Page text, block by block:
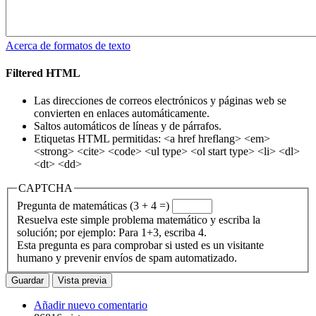
Acerca de formatos de texto
Filtered HTML
Las direcciones de correos electrónicos y páginas web se
convierten en enlaces automáticamente.
Saltos automáticos de líneas y de párrafos.
Etiquetas HTML permitidas: <a href hreflang> <em>
<strong> <cite> <code> <ul type> <ol start type> <li> <dl>
<dt> <dd>
CAPTCHA
Pregunta de matemáticas (3 + 4 =)
Resuelva este simple problema matemático y escriba la
solución; por ejemplo: Para 1+3, escriba 4.
Esta pregunta es para comprobar si usted es un visitante
humano y prevenir envíos de spam automatizado.
Añadir nuevo comentario